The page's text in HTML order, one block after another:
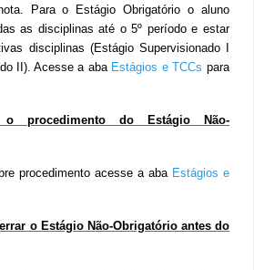
Para o Estágio Obrigatório o aluno
as disciplinas até o 5º período e estar
disciplinas (Estágio Supervisionado I
II). Acesse a aba Estágios e TCCs para
o procedimento do Estágio Não-
procedimento acesse a aba Estágios e
o Estágio Não-Obrigatório antes do